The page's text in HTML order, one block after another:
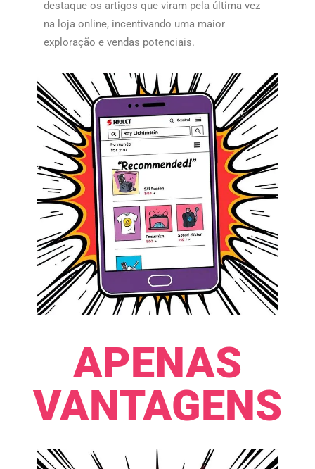
destaque os artigos que viram pela última vez
na loja online, incentivando uma maior
exploração e vendas potenciais.​​
APENAS
VANTAGENS​​